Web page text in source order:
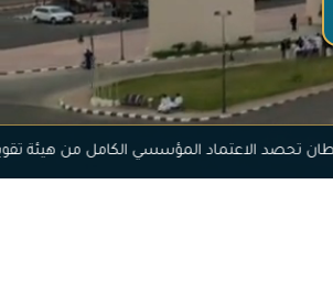
فهد بن سلطان تحصد الاعتماد المؤسسي الكامل